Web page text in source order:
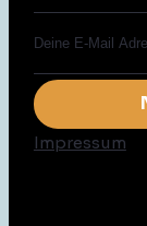
Impressum